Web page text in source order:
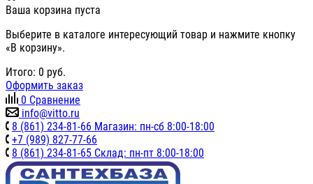
Ваша корзина пуста
Выберите в каталоге интересующий товар и нажмите кнопку
«В корзину».
Итого: 0 руб.
Оформить заказ
0 Сравнение
info@vitto.ru
8 (861) 234-81-66 Магазин: пн-сб 8:00-18:00
+7 (989) 827-77-66
8 (861) 234-81-65 Склад: пн-пт 8:00-18:00